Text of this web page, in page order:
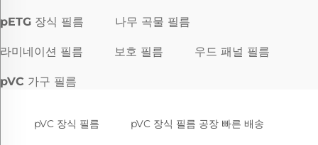
pETG 장식 필름 나무 곡물 필름
라미네이션 필름 보호 필름 우드 패널 필름
pVC 가구 필름
pVC 장식 필름 pVC 장식 필름 공장 빠른 배송